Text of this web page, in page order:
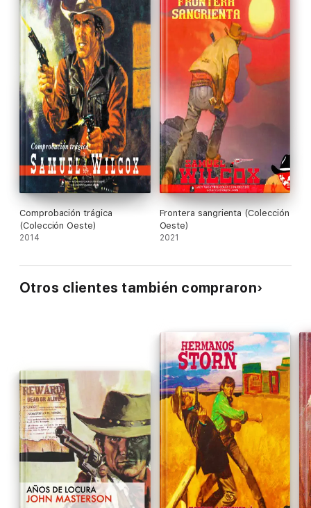
Comprobación trágica
(Colección Oeste)
2014
Frontera sangrienta (Colección
Oeste)
2021
Otros clientes también compraron